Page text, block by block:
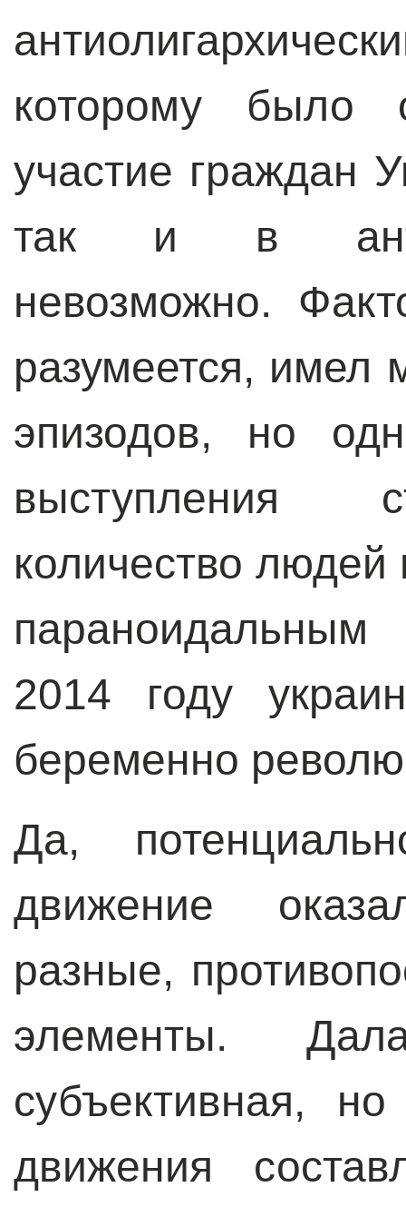
которому было
участие граждан
так и в
невозможно.
разумеется, имел
эпизодов, но
выступления
количество людей
2014 году
беременно
Да,
движение
разные,
элементы.
субъективная,
движения